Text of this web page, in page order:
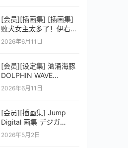
[会员][插画集] [插画集]
败犬女主太多了！伊右群
ARTWORKS
2026年6月11日
[会员][设定集] 汹涌海豚
DOLPHIN WAVE
OFFICIAL VISUAL
2026年6月11日
[会员][插画集] Jump
Digital 画集 デジガ
D.Gray-man
2026年5月2日